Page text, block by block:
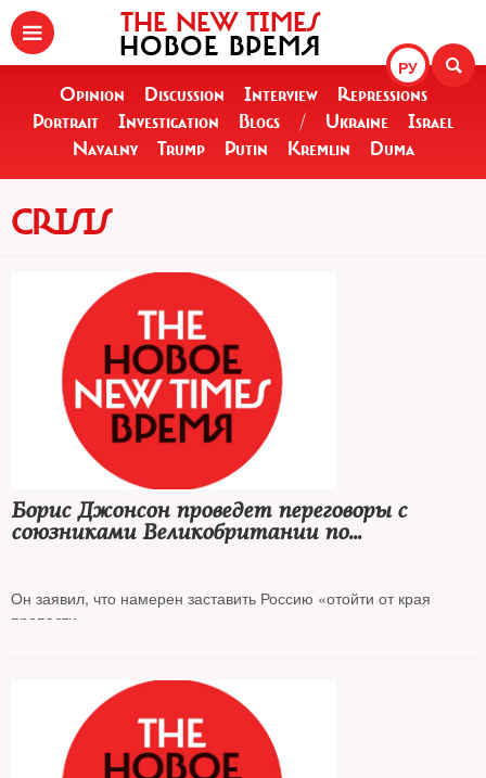
РУ
THE NEW TIMES
НОВОЕ ВРЕМЯ
Opinion Discussion Interview
Repressions
Portrait
Investigation Blogs / Ukraine
Israel
Navalny
Trump Putin Kremlin Duma
CRISIS
Борис Джонсон проведет переговоры с
союзниками Великобритании по
Он заявил, что намерен заставить Россию «отойти от края
пропасти»